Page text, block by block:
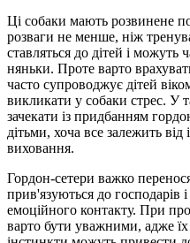
Ці собаки мають розвинене
розваги не менше, ніж
ставляться до дітей і можуть
няньки. Проте варто
часто супроводжує дітей
викликати у собаки стрес. У
зачекати із придбанням
дітьми, хоча все залежить
виховання.
Гордон-сетери важко
прив'язуються до господарів
емоційного контакту. При
варто бути уважними, адже